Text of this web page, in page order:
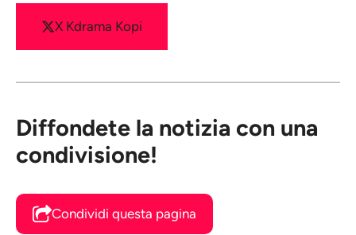
X Kdrama Kopi
Diffondete la notizia con una
condivisione!
Condividi questa pagina